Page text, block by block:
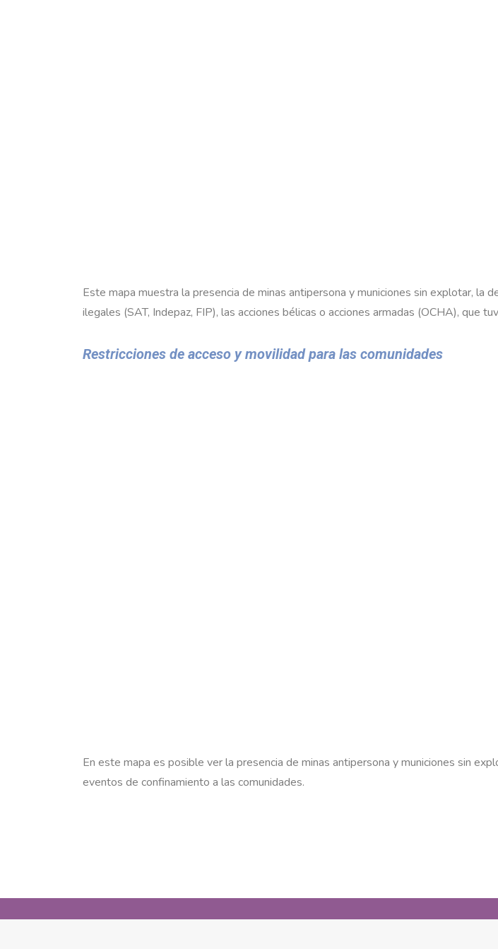
Este mapa muestra la presencia de minas antipersona y municiones sin explotar, la
ilegales (SAT, Indepaz, FIP), las acciones bélicas o acciones armadas (OCHA), que
Restricciones de acceso y movilidad para las comunidades
En este mapa es posible ver la presencia de minas antipersona y municiones sin
eventos de confinamiento a las comunidades.